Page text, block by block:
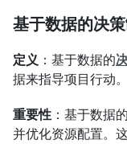
基于数据的决
定义 ：基于数据的
据来指导项目行动。
重要性 ：基于数据
并优化资源配置。